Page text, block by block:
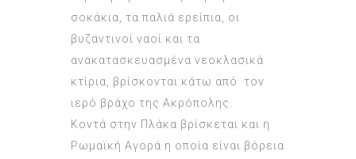
σοκάκια, τα παλιά ερείπια, οι
βυζαντινοί ναοί και τα
ανακατασκευασμένα νεοκλασικά
κτίρια, βρίσκονται κάτω από τον
ιερό βράχο της Ακρόπολης.
Κοντά στην Πλάκα βρίσκεται και η
Ρωμαϊκή Αγορά η οποία είναι βόρεια